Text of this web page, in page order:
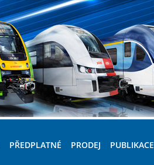
PŘEDPLATNÉ PRODEJ PUBLIKACE